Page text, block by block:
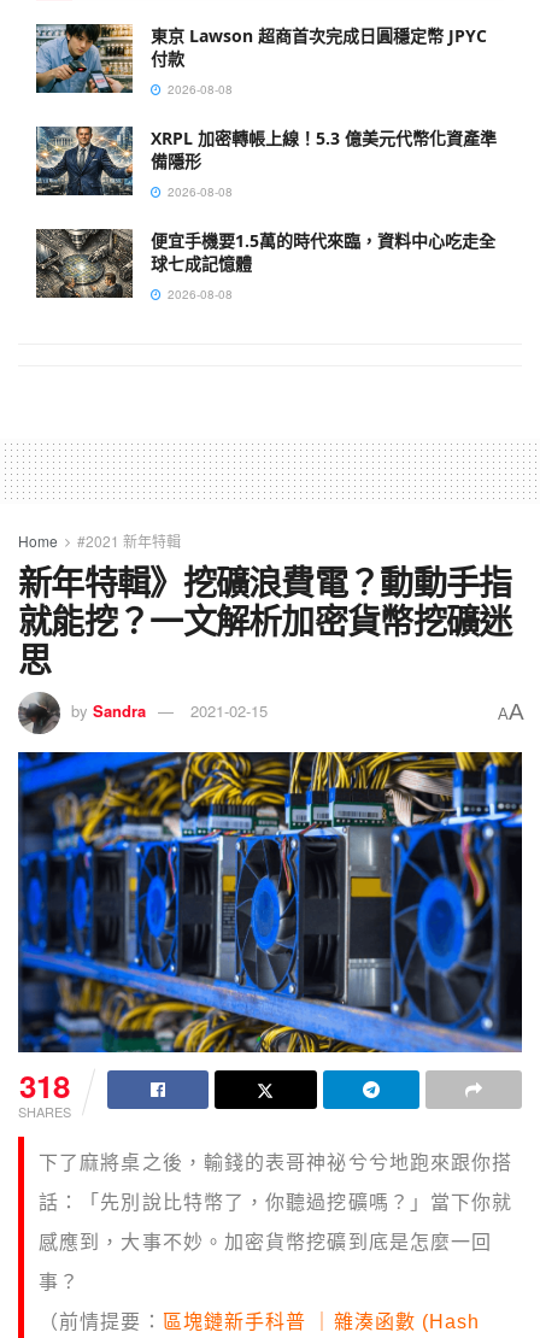
東京 Lawson 超商首次完成日圓穩定幣 JPYC
付款
2026-08-08
XRPL 加密轉帳上線！5.3 億美元代幣化資產準
備隱形
2026-08-08
便宜手機要1.5萬的時代來臨，資料中心吃走全
球七成記憶體
2026-08-08
Home #2021 新年特輯
新年特輯》挖礦浪費電？動動手指
就能挖？一文解析加密貨幣挖礦迷
思
by Sandra 2021-02-15 AA
318
SHARES
下了麻將桌之後，輸錢的表哥神祕兮兮地跑來跟你搭
話：「先別說比特幣了，你聽過挖礦嗎？」當下你就
感應到，大事不妙。加密貨幣挖礦到底是怎麼一回
事？
（前情提要： 區塊鏈新手科普 ｜雜湊函數 (Hash